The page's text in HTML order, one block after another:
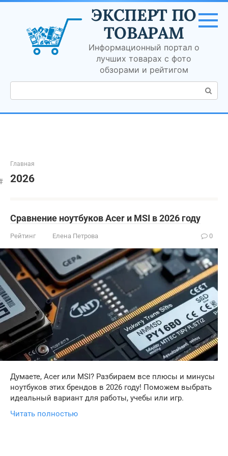
Перейти
контенту
ЭКСПЕРТ ПО
ТОВАРАМ
Информационный портал о
лучших товарах с фото
обзорами и рейтигом
Поиск:
Главная
2026
Сравнение ноутбуков Acer и MSI в 2026 году
Рейтинг Елена Петрова 0
Думаете, Acer или MSI? Разбираем все плюсы и минусы
ноутбуков этих брендов в 2026 году! Поможем выбрать
идеальный вариант для работы, учебы или игр.
Читать полностью